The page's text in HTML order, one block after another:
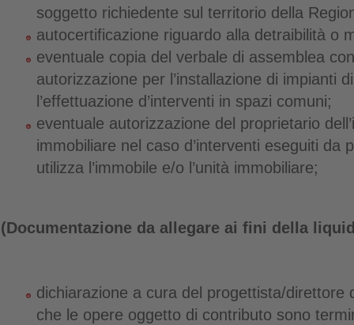
soggetto richiedente sul territorio della
autocertificazione riguardo alla detraibilità o
eventuale copia del verbale di assemblea
autorizzazione per l’installazione di impianti
l’effettuazione d’interventi in spazi comuni;
eventuale autorizzazione del proprietario
immobiliare nel caso d’interventi eseguiti da
utilizza l’immobile e/o l’unità immobiliare;
(Documentazione da allegare ai fini della
dichiarazione a cura del progettista/direttore
che le opere oggetto di contributo sono